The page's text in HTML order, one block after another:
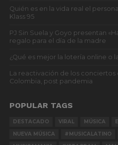
Quién es en la vida real el
Klass 95
PJ Sin Suela y Goyo presentan
regalo para el día de la madre
¿Qué es mejor la lotería online o
La reactivación de los conciertos
Colombia, post pandemia
POPULAR TAGS
DESTACADO VIRAL MÚSICA
NUEVA MÚSICA
#MUSICALATINO